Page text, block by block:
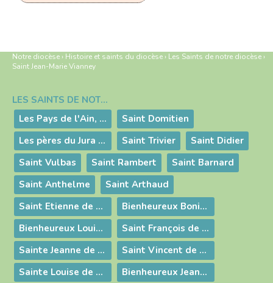
Notre diocèse › Histoire et saints du diocèse › Les Saints de notre diocèse ›
Saint Jean-Marie Vianney
Navigation
LES SAINTS DE NOTRE DIOCÈSE
Les Pays de l'Ain, terre de sainteté
Saint Domitien
Les pères du Jura : saints Romain, Lupicin et Oyend
Saint Trivier
Saint Didier
Saint Vulbas
Saint Rambert
Saint Barnard
Saint Anthelme
Saint Arthaud
Saint Etienne de Die
Bienheureux Boniface de Savoie
Bienheureux Louis Aleman
Saint François de Sales
Sainte Jeanne de Chantal
Saint Vincent de Paul
Sainte Louise de Marillac
Bienheureux Jean-Baptiste Bottex